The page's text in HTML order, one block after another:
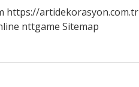
https://artidekorasyon.com.tr
nttgame Sitemap